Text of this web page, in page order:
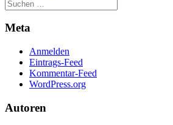
Meta
Anmelden
Eintrags-Feed
Kommentar-Feed
WordPress.org
Autoren